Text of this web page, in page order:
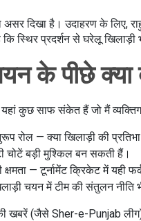
दिखा है। उदाहरण के लिए,
स्थिर प्रदर्शन से घरेलू खिलाड़ी
के पीछे क्या
यहां कुछ साफ संकेत हैं जो मैं
रोल — क्या खिलाड़ी की
चोटें बड़ी मुश्किल बन सकती हैं।
— टूर्नामेंट क्रिकेट में यही
चयन में टीम की संतुलन नीति
(जैसे Sher-e-Punjab लीग)